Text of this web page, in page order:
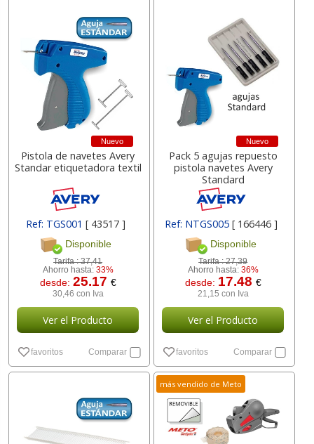
Nuevo
Pistola de navetes Avery
Standar etiquetadora textil
Ref: TGS001[ 43517 ]
Disponible
Tarifa :37,41
Ahorro hasta: 33%
desde: 25.17 €
30,46 con Iva
Ver el Producto
favoritos Comparar
Nuevo
Pack 5 agujas repuesto
pistola navetes Avery
Standard
Ref: NTGS005 [ 166446 ]
Disponible
Tarifa :27,39
Ahorro hasta: 36%
desde: 17.48 €
21,15 con Iva
Ver el Producto
favoritos Comparar
más vendido de Meto